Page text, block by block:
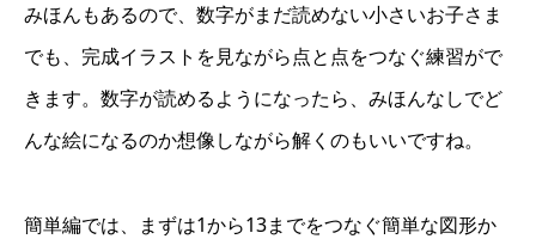
みほんもあるので、数字がまだ読めない小さいお子さま
でも、完成イラストを見ながら点と点をつなぐ練習がで
きます。数字が読めるようになったら、みほんなしでど
んな絵になるのか想像しながら解くのもいいですね。
簡単編では、まずは1から13までをつなぐ簡単な図形か